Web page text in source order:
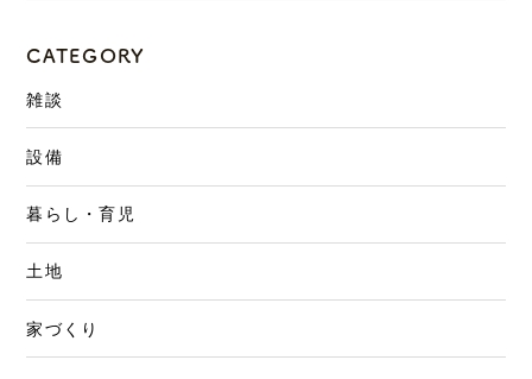
CATEGORY
雑談
設備
暮らし・育児
土地
家づくり